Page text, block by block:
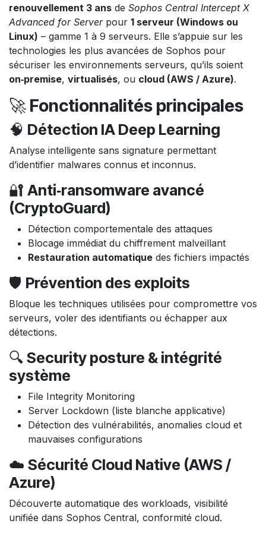
renouvellement 3 ans de Sophos Central Intercept X
Advanced for Serverpour 1 serveur (Windows ou
Linux) – gamme 1 à 9 serveurs. Elle s’appuie sur les
technologies les plus avancées de Sophos pour
sécuriser les environnements serveurs, qu’ils soient
on‑premise, virtualisés, ou cloud (AWS / Azure).
🚀 Fonctionnalités principales
🧠 Détection IA Deep Learning
Analyse intelligente sans signature permettant
d’identifier malwares connus et inconnus.
🔐 Anti‑ransomware avancé
(CryptoGuard)
Détection comportementale des attaques
Blocage immédiat du chiffrement malveillant
Restauration automatique des fichiers impactés
🛡️ Prévention des exploits
Bloque les techniques utilisées pour compromettre vos
serveurs, voler des identifiants ou échapper aux
détections.
🔍 Security posture & intégrité
système
File Integrity Monitoring
Server Lockdown (liste blanche applicative)
Détection des vulnérabilités, anomalies cloud et
mauvaises configurations
☁️ Sécurité Cloud Native (AWS /
Azure)
Découverte automatique des workloads, visibilité
unifiée dans Sophos Central, conformité cloud.